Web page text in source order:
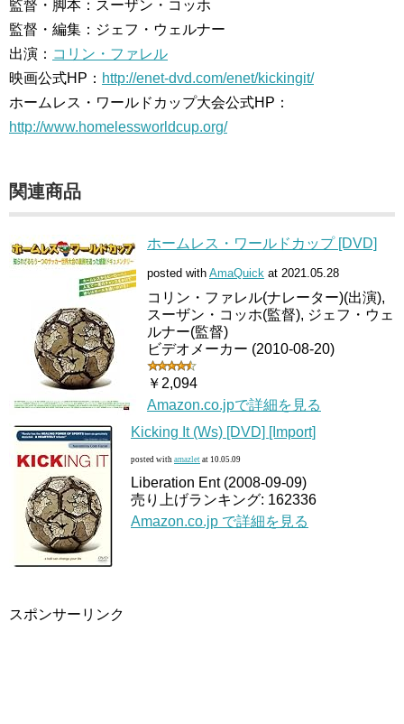
監督・脚本：スーザン・コッホ
監督・編集：ジェフ・ウェルナー
出演： コリン・ファレル
映画公式HP： http://enet-dvd.com/enet/kickingit/
ホームレス・ワールドカップ大会公式HP：
http://www.homelessworldcup.org/
関連商品
ホームレス・ワールドカップ [DVD]
posted with AmaQuick at 2021.05.28
コリン・ファレル(ナレーター)(出演),
スーザン・コッホ(監督), ジェフ・ウェ
ルナー(監督)
ビデオメーカー (2010-08-20)
￥2,094
Amazon.co.jpで詳細を見る
Kicking It (Ws) [DVD] [Import]
posted with amazlet at 10.05.09
Liberation Ent (2008-09-09)
売り上げランキング: 162336
Amazon.co.jp で詳細を見る
スポンサーリンク